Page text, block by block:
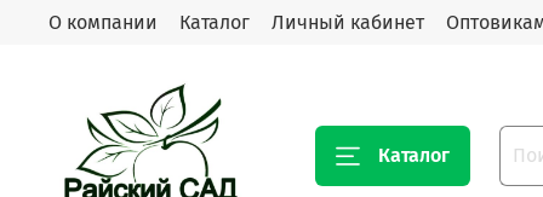
О компании Каталог Личный кабинет
Каталог